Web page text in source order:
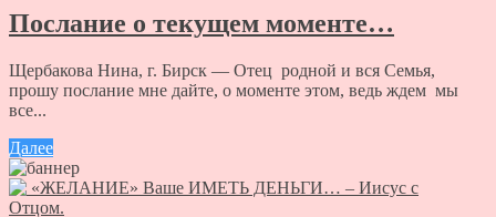
Послание о текущем моменте…
Щербакова Нина, г. Бирск — Отец родной и вся Семья,
прошу послание мне дайте, о моменте этом, ведь ждем мы
все...
Далее